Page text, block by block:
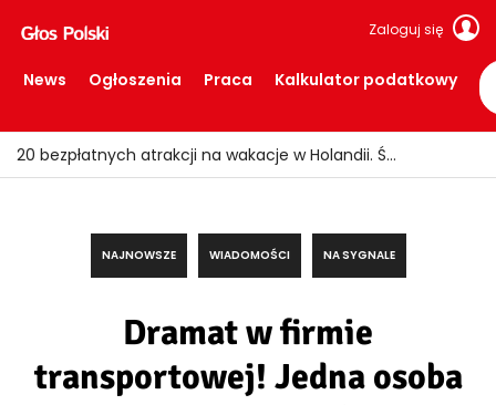
Zaloguj się
News Ogłoszenia Praca Kalkulator podatkowy
20 bezpłatnych atrakcji na wakacje w Holandii. Świetne miejsca, za które nie trzeba płacić
NAJNOWSZE WIADOMOŚCI NA SYGNALE
Dramat w firmie
transportowej! Jedna osoba